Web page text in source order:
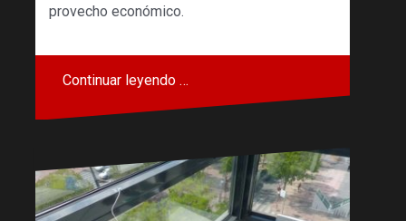
provecho económico.
Continuar leyendo …